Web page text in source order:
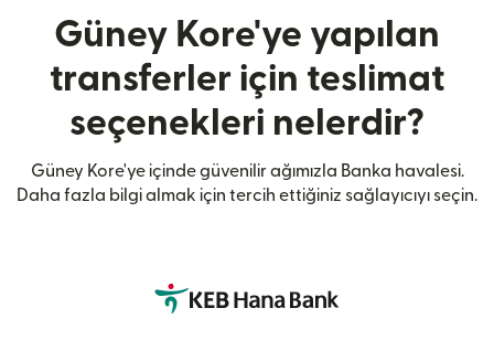
Güney Kore'ye yapılan
transferler için teslimat
seçenekleri nelerdir?
Güney Kore'ye içinde güvenilir ağımızla Banka havalesi.
Daha fazla bilgi almak için tercih ettiğiniz sağlayıcıyı seçin.